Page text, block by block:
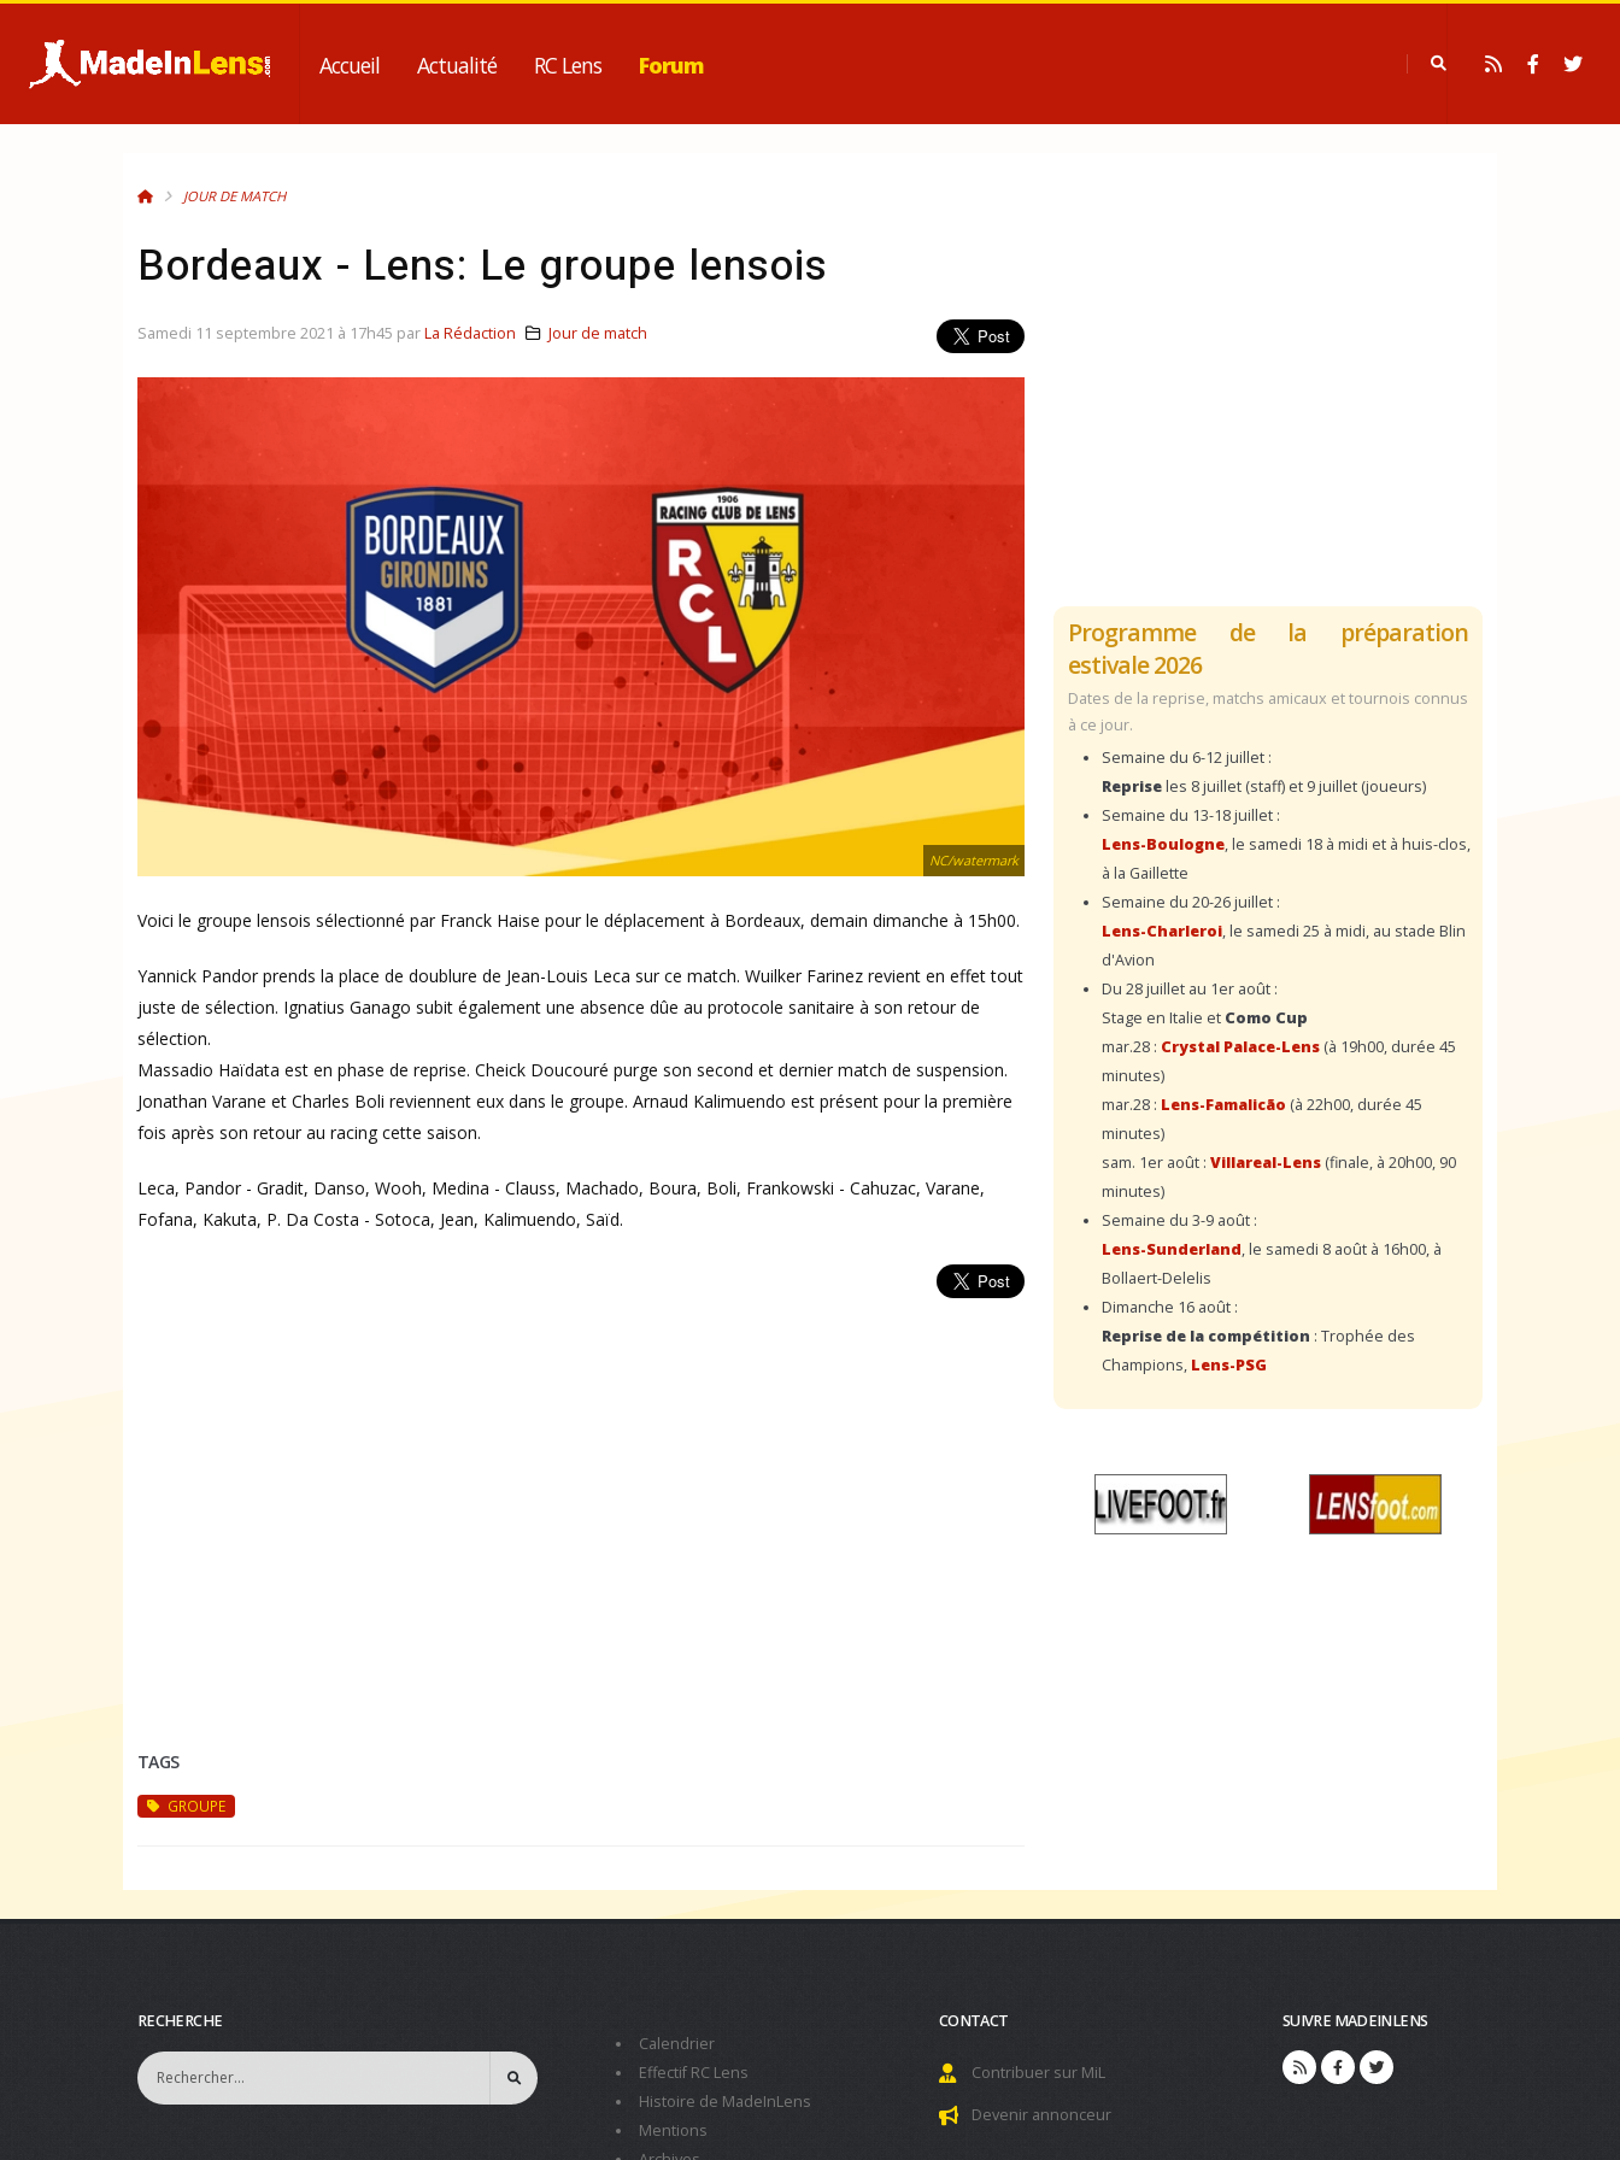
Accueil Actualité RC Lens Forum
JOUR DE MATCH
Bordeaux - Lens: Le groupe lensois
NC/watermark
Voici le groupe lensois sélectionné par Franck Haise pour le déplacement à Bordeaux, demain dimanche à 15h00.
Yannick Pandor prends la place de doublure de Jean-Louis Leca sur ce match. Wuilker Farinez revient en effet tout
juste de sélection. Ignatius Ganago subit également une absence dûe au protocole sanitaire à son retour de
sélection.
Massadio Haïdata est en phase de reprise. Cheick Doucouré purge son second et dernier match de suspension.
Jonathan Varane et Charles Boli reviennent eux dans le groupe. Arnaud Kalimuendo est présent pour la première
fois après son retour au racing cette saison.
Leca, Pandor - Gradit, Danso, Wooh, Medina - Clauss, Machado, Boura, Boli, Frankowski - Cahuzac, Varane,
Fofana, Kakuta, P. Da Costa - Sotoca, Jean, Kalimuendo, Saïd.
Samedi 11 septembre 2021 à 17h45 parLa Rédaction Jour de match
TAGS
GROUPE
Programme de la préparation
estivale 2026
Dates de la reprise, matchs amicaux et tournois connus
à ce jour.
Semaine du 6-12 juillet :
Repriseles 8 juillet (staff) et 9 juillet (joueurs)
Semaine du 13-18 juillet :
Lens-Boulogne, le samedi 18 à midi et à huis-clos,
à la Gaillette
Semaine du 20-26 juillet :
Lens-Charleroi, le samedi 25 à midi, au stade Blin
d'Avion
Du 28 juillet au 1er août :
Stage en Italie et Como Cup
mar.28 : Crystal Palace-Lens (à 19h00, durée 45
minutes)
mar.28 : Lens-Famalicão (à 22h00, durée 45
minutes)
sam. 1er août : Villareal-Lens (finale, à 20h00, 90
minutes)
Semaine du 3-9 août :
Lens-Sunderland, le samedi 8 août à 16h00, à
Bollaert-Delelis
Dimanche 16 août :
Reprise de la compétition : Trophée des
Champions, Lens-PSG
RECHERCHE
Calendrier
Effectif RC Lens
Histoire de MadeInLens
Mentions
CONTACT
Contribuer sur MiL
Devenir annonceur
SUIVRE MADEINLENS